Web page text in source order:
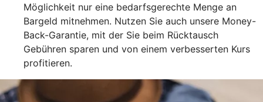
Möglichkeit nur eine bedarfsgerechte Menge an
Bargeld mitnehmen. Nutzen Sie auch unsere Money-
Back-Garantie, mit der Sie beim Rücktausch
Gebühren sparen und von einem verbesserten Kurs
profitieren.